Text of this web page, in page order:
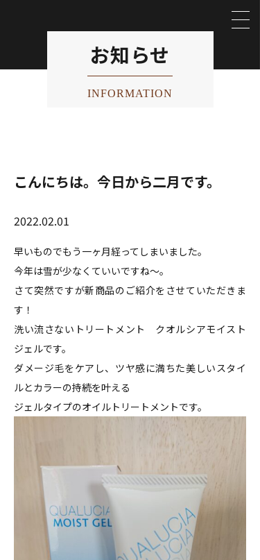
お知らせ
INFORMATION
こんにちは。今日から二月です。
2022.02.01
早いものでもう一ヶ月経ってしまいました。
今年は雪が少なくていいですね～。
さて突然ですが新商品のご紹介をさせていただきま
す！
洗い流さないトリートメント クオルシアモイスト
ジェルです。
ダメージ毛をケアし、ツヤ感に満ちた美しいスタイ
ルとカラーの持続を叶える
ジェルタイプのオイルトリートメントです。